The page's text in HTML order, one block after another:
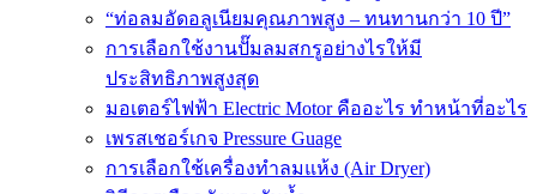
“ท่อลมอัดอลูเนียมคุณภาพสูง – ทนทานกว่า 10 ปี”
การเลือกใช้งานปั๊มลมสกรูอย่างไรให้มี
ประสิทธิภาพสูงสุด
มอเตอร์ไฟฟ้า Electric Motor คืออะไร ทำหน้าที่อะไร
เพรสเชอร์เกจ Pressure Guage
การเลือกใช้เครื่องทำลมแห้ง (Air Dryer)